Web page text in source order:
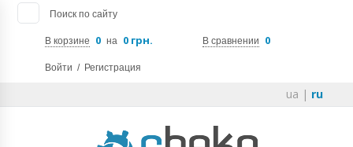
Поиск по сайту
В корзине 0 на 0 грн. В сравнении 0
Войти / Регистрация
ua | ru